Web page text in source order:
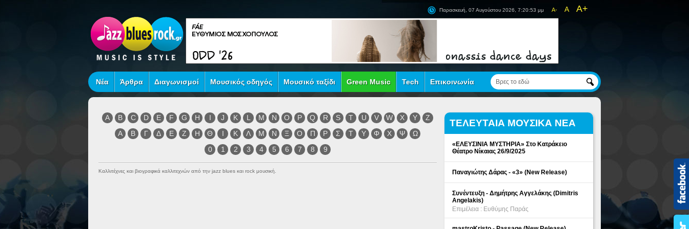
A- A A+
Παρασκευή, 07 Αυγούστου 2026, 7:20:53 μμ
Νέα Άρθρα Διαγωνισμοί Μουσικός οδηγός Μουσικό ταξίδι Green Music Tech Επικοινωνία
A B C D E F G H I J K L M N O P Q R S T U V W X Y
Z
Α
Β Γ Δ Ε Ζ Η Θ Ι Κ Λ Μ Ν Ξ Ο Π Ρ Σ Τ Υ Φ Χ Ψ
Ω
0
1 2 3 4 5 6 7 8 9
Καλλιτέχνες και βιογραφικά καλλιτεχνών από την jazz blues και rock μουσική.
ΤΕΛΕΥΤΑΙΑ ΜΟΥΣΙΚΑ ΝΕΑ
«ΕΛΕΥΣΙΝΙΑ ΜΥΣΤΗΡΙΑ» Στο Κατράκειο
Θέατρο Νίκαιας 26/9/2025
Παναγιώτης Δάρας - «3» (New Release)
Συνέντευξη - Δημήτρης Αγγελάκης (Dimitris
Angelakis)
Επιμέλεια : Ευθύμης Παράς